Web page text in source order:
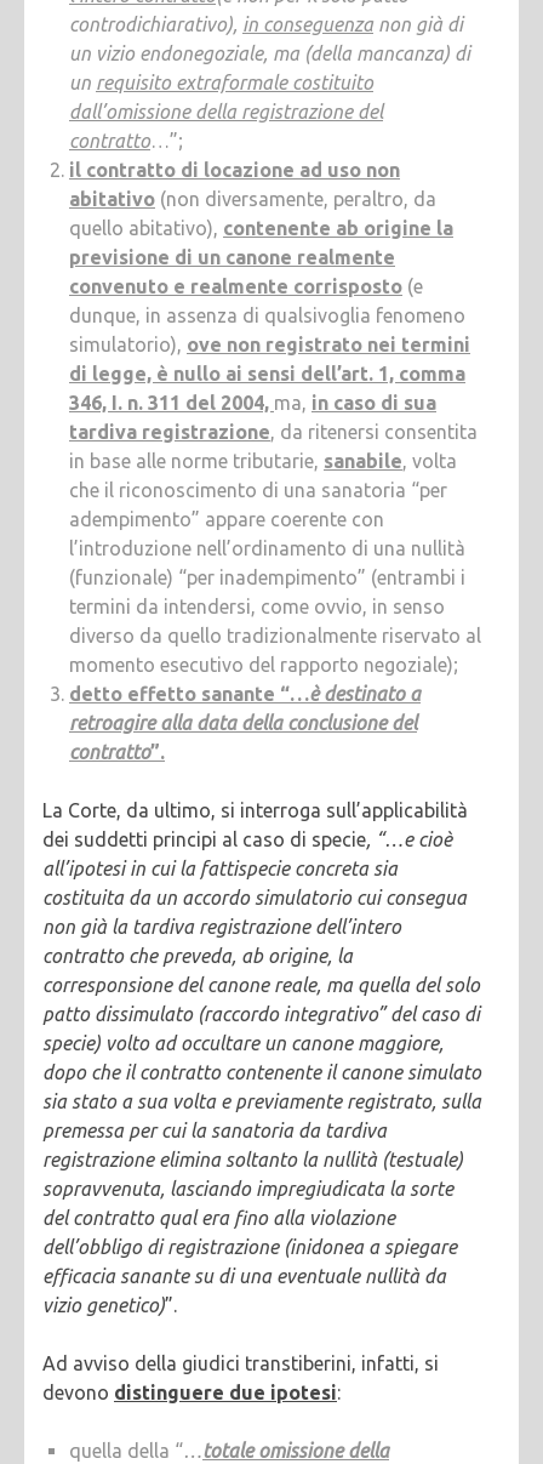
controdichiarativo), in conseguenza non già di
un vizio endonegoziale, ma (della mancanza) di
un requisito extraformale costituito
dall’omissione della registrazione del
contratto…”;
il contratto di locazione ad uso non
abitativo (non diversamente, peraltro, da
quello abitativo), contenente ab origine la
previsione di un canone realmente
convenuto e realmente corrisposto (e
dunque, in assenza di qualsivoglia fenomeno
simulatorio), ove non registrato nei termini
di legge, è nullo ai sensi dell’art. 1, comma
346, I. n. 311 del 2004, ma, in caso di sua
tardiva registrazione, da ritenersi consentita
in base alle norme tributarie, sanabile, volta
che il riconoscimento di una sanatoria “per
adempimento” appare coerente con
l’introduzione nell’ordinamento di una nullità
(funzionale) “per inadempimento” (entrambi i
termini da intendersi, come ovvio, in senso
diverso da quello tradizionalmente riservato al
momento esecutivo del rapporto negoziale);
detto effetto sanante “…è destinato a
retroagire alla data della conclusione del
contratto”.
La Corte, da ultimo, si interroga sull’applicabilità
dei suddetti principi al caso di specie, “…e cioè
all’ipotesi in cui la fattispecie concreta sia
costituita da un accordo simulatorio cui consegua
non già la tardiva registrazione dell’intero
contratto che preveda, ab origine, la
corresponsione del canone reale, ma quella del solo
patto dissimulato (raccordo integrativo” del caso di
specie) volto ad occultare un canone maggiore,
dopo che il contratto contenente il canone simulato
sia stato a sua volta e previamente registrato, sulla
premessa per cui la sanatoria da tardiva
registrazione elimina soltanto la nullità (testuale)
sopravvenuta, lasciando impregiudicata la sorte
del contratto qual era fino alla violazione
dell’obbligo di registrazione (inidonea a spiegare
efficacia sanante su di una eventuale nullità da
vizio genetico)”.
Ad avviso della giudici transtiberini, infatti, si
devono distinguere due ipotesi:
quella della “…totale omissione della